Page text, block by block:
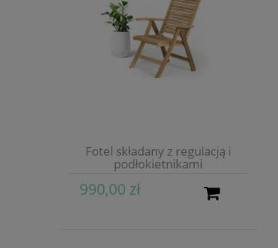
Fotel składany z regulacją i
podłokietnikami
990,00 zł